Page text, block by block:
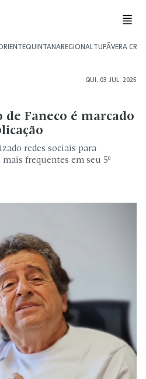
QUINTANAREGIONALTUPÃVERA CRUZ
QUI. 03 JUL. 2025
de Faneco é marcado
redes sociais para
frequentes em seu 5º